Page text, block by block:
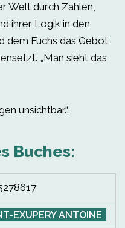
Welt durch Zahlen,
ihrer Logik in den
dem Fuchs das Gebot
„Man sieht das
unsichtbar.“.
Buches:
EXUPERY ANTOINE